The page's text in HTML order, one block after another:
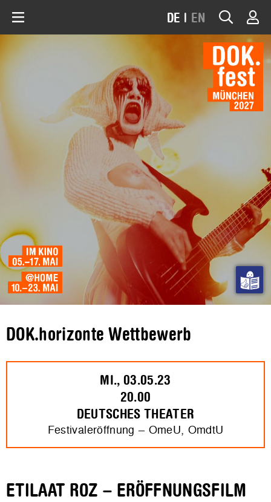
DE | EN
DOK.horizonte Wettbewerb
MI., 03.05.23
20.00
DEUTSCHES THEATER
Festivaleröffnung – OmeU, OmdtU
ETILAAT ROZ – ERÖFFNUNGSFILM